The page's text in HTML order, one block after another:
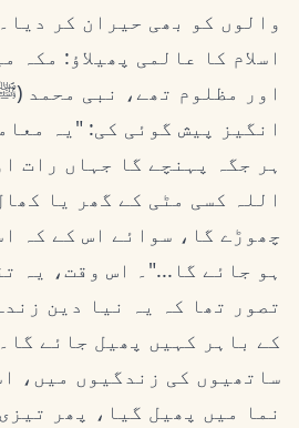
والوں کو بھی حیران کر دیا۔
اسلام کا عالمی پھیلاؤ: مکہ
اور مظلوم تھے، نبی محمد
انگیز پیش گوئی کی: "یہ
ہر جگہ پہنچے گا جہاں رات
اللہ کسی مٹی کے گھر یا
چھوڑے گا، سوائے اس کے کہ
ہو جائے گا..."۔ اس وقت، یہ
تصور تھا کہ یہ نیا دین
کے باہر کہیں پھیل جائے
ساتھیوں کی زندگیوں میں،
نما میں پھیل گیا، پھر